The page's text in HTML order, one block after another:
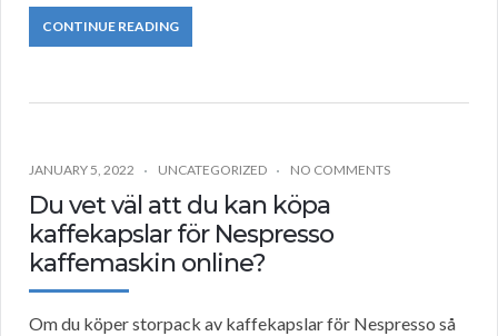
CONTINUE READING
JANUARY 5, 2022 UNCATEGORIZED NO COMMENTS
Du vet väl att du kan köpa
kaffekapslar för Nespresso
kaffemaskin online?
Om du köper storpack av kaffekapslar för Nespresso så